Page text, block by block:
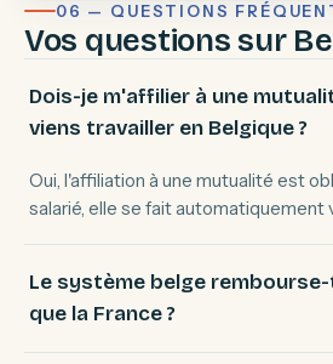
06 — QUESTIONS
Vos questions sur
Dois-je m'affilier à une
viens travailler en Belgique ?
Oui, l'affiliation à une mutualité est
salarié, elle se fait automatiquement
Le système belge
que la France ?